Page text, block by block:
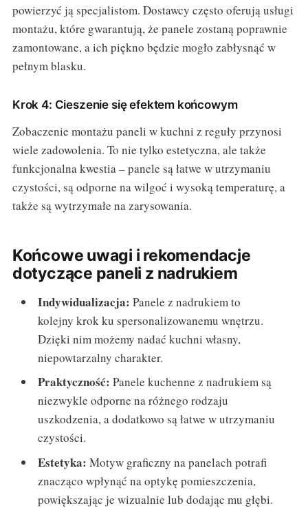
powierzyć ją specjalistom. Dostawcy często oferują usługi
montażu, które gwarantują, że panele zostaną poprawnie
zamontowane, a ich piękno będzie mogło zabłysnąć w
pełnym blasku.
Krok 4: Cieszenie się efektem końcowym
Zobaczenie montażu paneli w kuchni z reguły przynosi
wiele zadowolenia. To nie tylko estetyczna, ale także
funkcjonalna kwestia – panele są łatwe w utrzymaniu
czystości, są odporne na wilgoć i wysoką temperaturę, a
także są wytrzymałe na zarysowania.
Końcowe uwagi i rekomendacje
dotyczące paneli z nadrukiem
Indywidualizacja: Panele z nadrukiem to
kolejny krok ku spersonalizowanemu wnętrzu.
Dzięki nim możemy nadać kuchni własny,
niepowtarzalny charakter.
Praktyczność: Panele kuchenne z nadrukiem są
niezwykle odporne na różnego rodzaju
uszkodzenia, a dodatkowo są łatwe w utrzymaniu
czystości.
Estetyka: Motyw graficzny na panelach potrafi
znacząco wpłynąć na optykę pomieszczenia,
powiększając je wizualnie lub dodając mu głębi.